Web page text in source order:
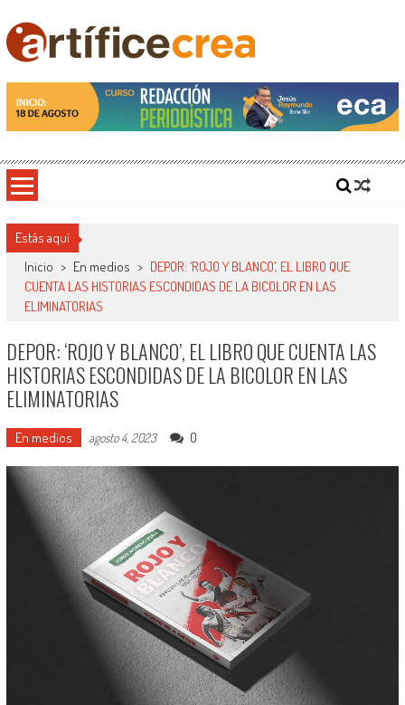
contenido
Artificecrea
Blog de Artífice Comunicadores, elaboramos contenidos periodísticos y editoriales en
diversos formatos, capacitamos en temas de comunicación y educación.
Estás aquí
Inicio > En medios > DEPOR: ‘ROJO Y BLANCO’, EL LIBRO QUE
CUENTA LAS HISTORIAS ESCONDIDAS DE LA BICOLOR EN LAS
ELIMINATORIAS
DEPOR: ‘ROJO Y BLANCO’, EL LIBRO QUE CUENTA LAS
HISTORIAS ESCONDIDAS DE LA BICOLOR EN LAS
ELIMINATORIAS
En medios agosto 4, 2023 0